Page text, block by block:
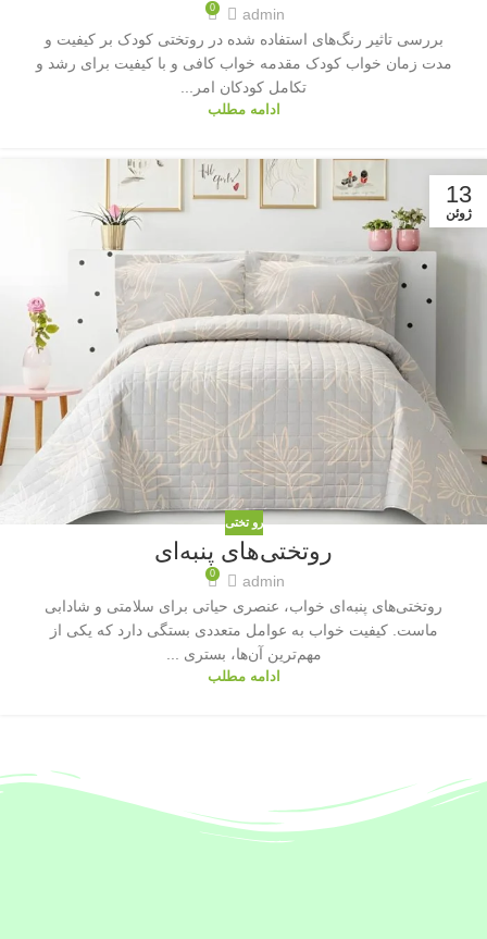
admin
0
بررسی تاثیر رنگ‌های استفاده شده در روتختی کودک بر کیفیت و
مدت زمان خواب کودک مقدمه خواب کافی و با کیفیت برای رشد و
تکامل کودکان امر...
ادامه مطلب
13
ژوئن
رو تختی
روتختی‌های پنبه‌ای
admin
0
روتختی‌های پنبه‌ای خواب، عنصری حیاتی برای سلامتی و شادابی
ماست. کیفیت خواب به عوامل متعددی بستگی دارد که یکی از
مهم‌ترین آن‌ها، بستری ...
ادامه مطلب